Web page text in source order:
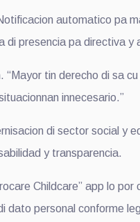
automatico pa
di presencia pa directiva
tin derecho di sa
innecesario.”
di sector social y
y transparencia.
Childcare” app lo por
personal conforme